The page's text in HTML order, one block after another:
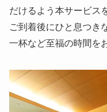
だけるよう本サービス
ご到着後にひと息つき
一杯など至福の時間を